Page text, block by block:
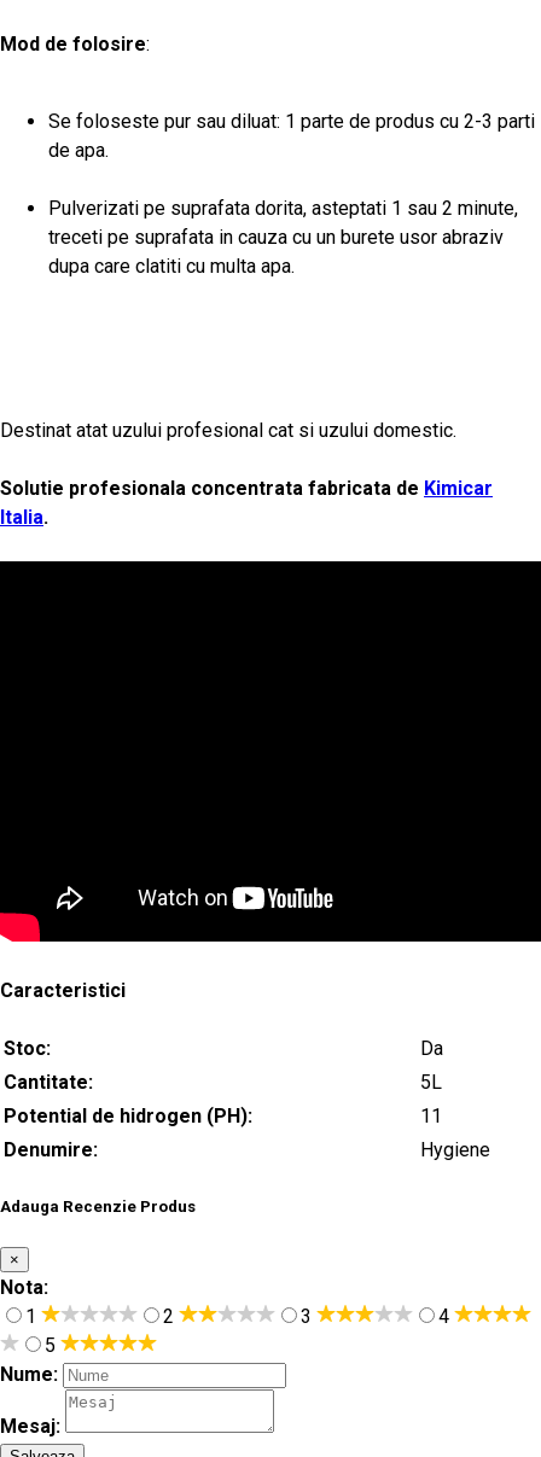
Mod de folosire:
Se foloseste pur sau diluat: 1 parte de produs cu 2-3 parti
de apa.
Pulverizati pe suprafata dorita, asteptati 1 sau 2 minute,
treceti pe suprafata in cauza cu un burete usor abraziv
dupa care clatiti cu multa apa.
Destinat atat uzului profesional cat si uzului domestic.
Solutie profesionala concentrata fabricata de Kimicar
Italia.
Caracteristici
Stoc:
Da
Cantitate:
5L
Potential de hidrogen (PH):
11
Denumire:
Hygiene
Adauga Recenzie Produs
×
Nota:
1
2 3
4
5
Nume:
Mesaj: